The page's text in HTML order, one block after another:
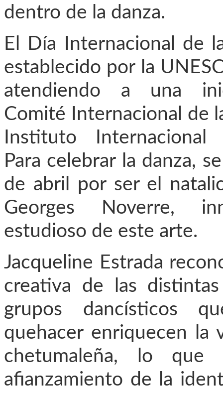
dentro de la danza.
El Día Internacional de
establecido por la
atendiendo a una
Comité Internacional de
Instituto
Para celebrar la danza,
de abril por ser el
Georges Noverre,
estudioso de este arte.
Jacqueline Estrada
creativa de las
grupos dancísticos
quehacer enriquecen la
chetumaleña, lo que
afianzamiento de la